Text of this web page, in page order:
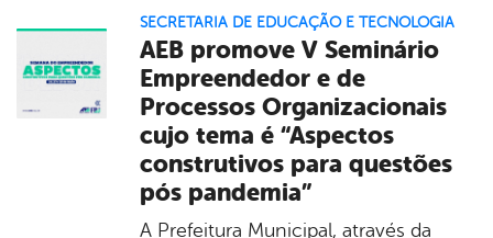
SECRETARIA DE EDUCAÇÃO E TECNOLOGIA
AEB promove V Seminário
Empreendedor e de
Processos Organizacionais
cujo tema é “Aspectos
construtivos para questões
pós pandemia”
A Prefeitura Municipal, através da